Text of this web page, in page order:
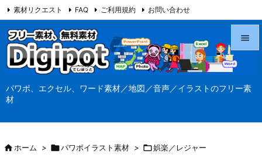
パワポ、エクセル、ワード素材／地図／音声／イラストのフリー素
材



素材リクエスト FAQ ご利用規約 お問い合わせ
当サイト（Digipot.net）について
ホーム > パワポイラスト素材 > 娯楽／レジャー